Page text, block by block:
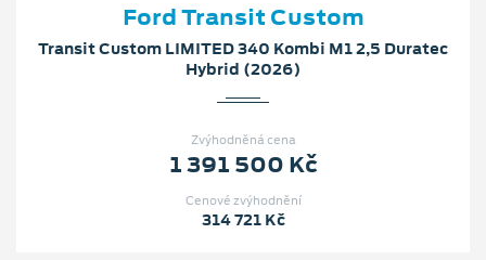
Ford Transit Custom
Transit Custom LIMITED 340 Kombi M1 2,5 Duratec
Hybrid (2026)
Zvýhodněná cena
1 391 500 Kč
Cenové zvýhodnění
314 721 Kč